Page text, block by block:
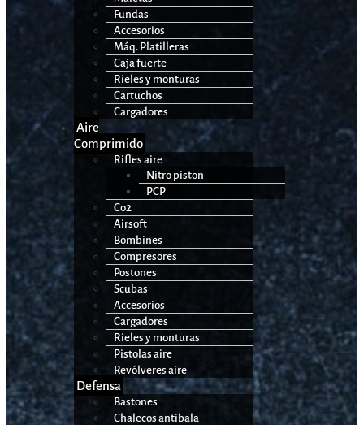
Fundas
Accesorios
Máq. Platilleras
Caja fuerte
Rieles y monturas
Cartuchos
Cargadores
Aire
Comprimido
Rifles aire
Nitro piston
PCP
Co2
Airsoft
Bombines
Compresores
Postones
Scubas
Accesorios
Cargadores
Rieles y monturas
Pistolas aire
Revólveres aire
Defensa
Bastones
Chalecos antibala